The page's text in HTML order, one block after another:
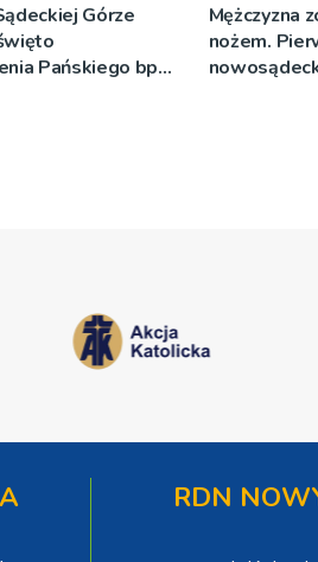
Górze
Pańskiego bp
Mężczyzna
nożem.
RDN